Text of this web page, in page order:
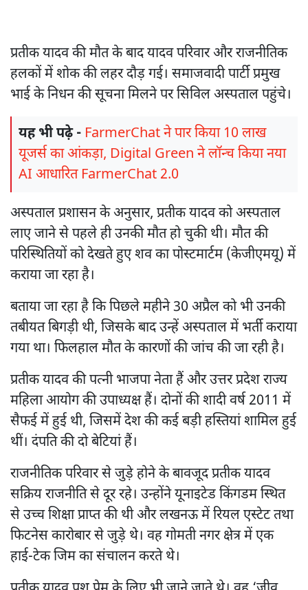
प्रतीक यादव की मौत के बाद यादव परिवार और राजनीतिक
हलकों में शोक की लहर दौड़ गई। समाजवादी पार्टी प्रमुख
भाई के निधन की सूचना मिलने पर सिविल अस्पताल पहुंचे।
यह भी पढ़े - FarmerChat ने पार किया 10 लाख
यूजर्स का आंकड़ा, Digital Green ने लॉन्च किया नया
AI आधारित FarmerChat 2.0
अस्पताल प्रशासन के अनुसार, प्रतीक यादव को अस्पताल
लाए जाने से पहले ही उनकी मौत हो चुकी थी। मौत की
परिस्थितियों को देखते हुए शव का पोस्टमार्टम (केजीएमयू) में
कराया जा रहा है।
बताया जा रहा है कि पिछले महीने 30 अप्रैल को भी उनकी
तबीयत बिगड़ी थी, जिसके बाद उन्हें अस्पताल में भर्ती कराया
गया था। फिलहाल मौत के कारणों की जांच की जा रही है।
प्रतीक यादव की पत्नी भाजपा नेता हैं और उत्तर प्रदेश राज्य
महिला आयोग की उपाध्यक्ष हैं। दोनों की शादी वर्ष 2011 में
सैफई में हुई थी, जिसमें देश की कई बड़ी हस्तियां शामिल हुई
थीं। दंपति की दो बेटियां हैं।
राजनीतिक परिवार से जुड़े होने के बावजूद प्रतीक यादव
सक्रिय राजनीति से दूर रहे। उन्होंने यूनाइटेड किंगडम स्थित
से उच्च शिक्षा प्राप्त की थी और लखनऊ में रियल एस्टेट तथा
फिटनेस कारोबार से जुड़े थे। वह गोमती नगर क्षेत्र में एक
हाई-टेक जिम का संचालन करते थे।